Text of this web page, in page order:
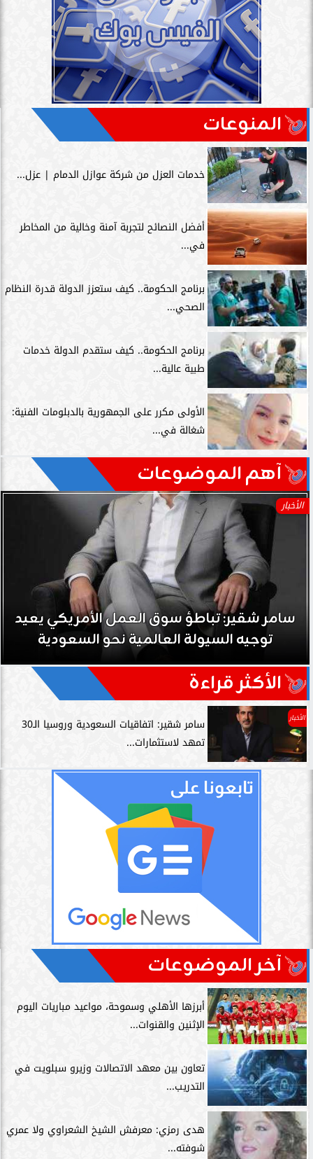
المنوعات
خدمات العزل من شركة عوازل الدمام | عزل...
أفضل النصائح لتجربة آمنة وخالية من المخاطر
في...
برنامج الحكومة.. كيف ستعزز الدولة قدرة النظام
الصحي...
برنامج الحكومة.. كيف ستقدم الدولة خدمات
طبية عالية...
الأولى مكرر على الجمهورية بالدبلومات الفنية:
شغالة في...
آهم الموضوعات
الأخبار
سامر شقير: تباطؤ سوق العمل الأمريكي يعيد
توجيه السيولة العالمية نحو السعودية
الأكثر قراءة
الأخبار
سامر شقير: اتفاقيات السعودية وروسيا الـ30
تمهد لاستثمارات...
آخر الموضوعات
أبرزها الأهلي وسموحة، مواعيد مباريات اليوم
الإثنين والقنوات...
تعاون بين معهد الاتصالات وزيرو سبلويت في
التدريب...
هدى رمزي: معرفش الشيخ الشعراوي ولا عمري
شوفته...